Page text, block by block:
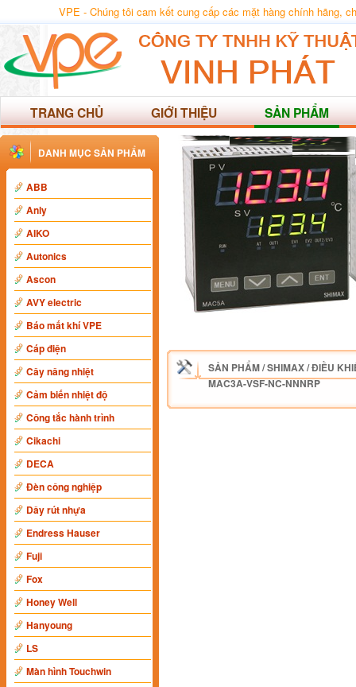
VPE - Chúng tôi cam kết cung cấp các mặt hàng chính hãng,
TRANG CHỦ GIỚI THIỆU SẢN PHẨM
DANH MỤC SẢN PHẨM
ABB
Anly
AIKO
Autonics
Ascon
AVY electric
Báo mất khí VPE
Cáp điện
Cây nâng nhiệt
Cảm biến nhiệt độ
Công tắc hành trình
Cikachi
DECA
Đèn công nghiệp
Dây rút nhựa
Endress Hauser
Fuji
Fox
Honey Well
Hanyoung
LS
Màn hình Touchwin
SẢN PHẨM/SHIMAX/ĐIỀU
MAC3A-VSF-NC-NNNRP